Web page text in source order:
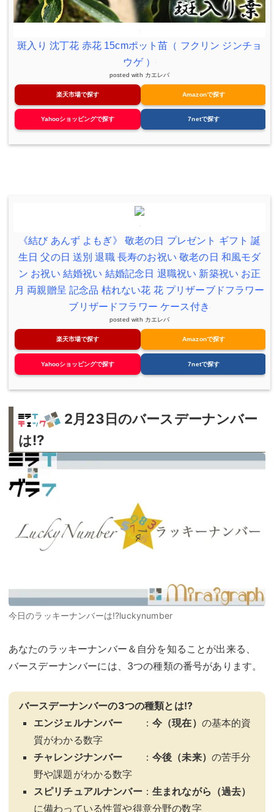
斑入り 沈丁花 赤花 15cmポット苗（ フクリン ジンチョ
ウゲ ）
posted with カエレバ
楽天市場で探す Amazonで探す
Yahooショッピングで探す 7netで探す
《結び あんず よもぎ》 敬老の日 プレゼント ギフト 誕
生日 父の日 送別 退職 長寿のお祝い 敬老の日 和風モダ
ン お祝い 結婚祝い 結婚記念日 退職祝い 新築祝い お正
月 両親贈呈 記念品 枯れない花 花 プリザーブドフラワー
ブリザードフラワー ケース付き
posted with カエレバ
楽天市場で探す Amazonで探す
Yahooショッピングで探す 7netで探す
2月23日のバースデーナンバー
は!?
今日のラッキーナンバーは!?luckynumber
あなたのラッキーナンバー＆自分を知ることが出来る、
バースデーナンバーには、3つの種類の番号があります。
バースデーナンバーの3つの種類とは!?
エンジェルナンバー
： 今（現在） の基本的資
質がわかる数字
チャレンジナンバー
： 今後（未来） の苦手分
野や課題がわかる数字
スピリチュアルナンバー： 生まれながら（過去）
に備わっている性質や得意分野の数字